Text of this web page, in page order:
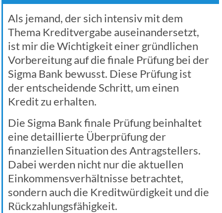
Als jemand, der sich intensiv mit dem
Thema Kreditvergabe auseinandersetzt,
ist mir die Wichtigkeit einer gründlichen
Vorbereitung auf die finale Prüfung bei der
Sigma Bank bewusst. Diese Prüfung ist
der entscheidende Schritt, um einen
Kredit zu erhalten.
Die Sigma Bank finale Prüfung beinhaltet
eine detaillierte Überprüfung der
finanziellen Situation des Antragstellers.
Dabei werden nicht nur die aktuellen
Einkommensverhältnisse betrachtet,
sondern auch die Kreditwürdigkeit und die
Rückzahlungsfähigkeit.